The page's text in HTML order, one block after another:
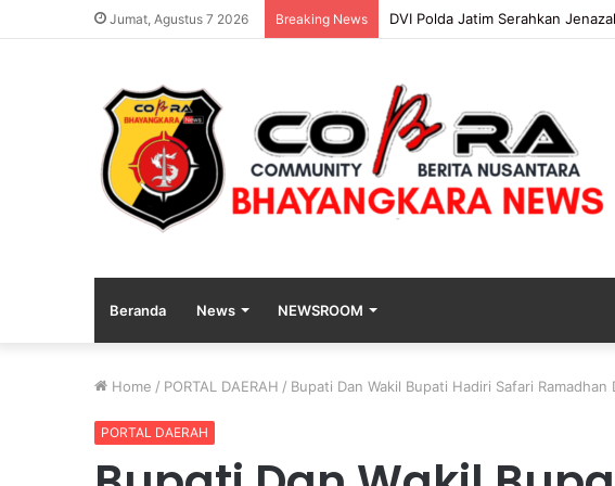
Jumat, Agustus 7 2026 Breaking News Kapolres Aryo Bongkar Modus
Beranda News NEWSROOM
Home / PORTAL DAERAH / Bupati Dan Wakil Bupati Hadiri Safari
PORTAL DAERAH